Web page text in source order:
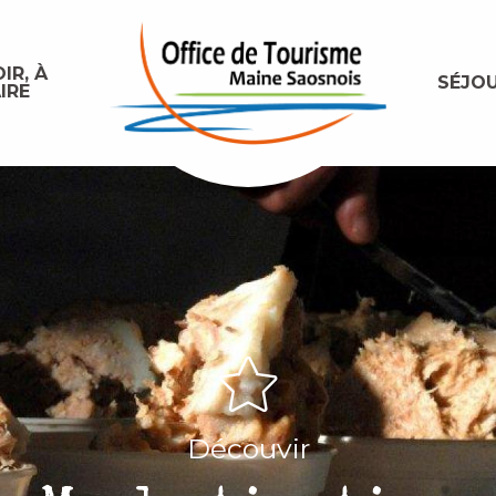
À
Découvir